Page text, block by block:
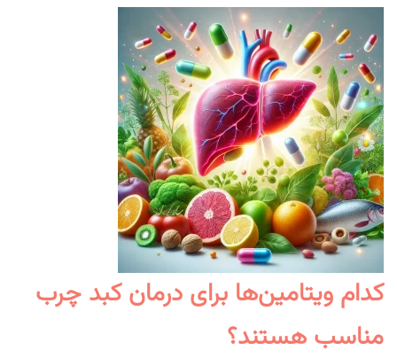
کدام ویتامین‌ها برای درمان کبد چرب
مناسب هستند؟